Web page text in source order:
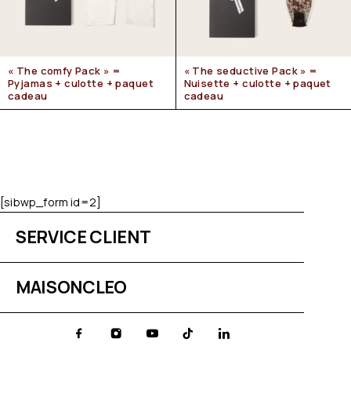
« The comfy Pack » =
Pyjamas + culotte + paquet
cadeau
« The seductive Pack » =
Nuisette + culotte + paquet
cadeau
[sibwp_form id=2]
SERVICE CLIENT
MAISONCLEO